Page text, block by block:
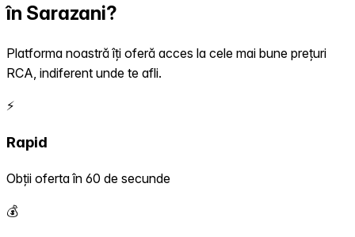
în Sarazani?
Platforma noastră îți oferă acces la cele mai bune prețuri
RCA, indiferent unde te afli.
⚡
Rapid
Obții oferta în 60 de secunde
💰